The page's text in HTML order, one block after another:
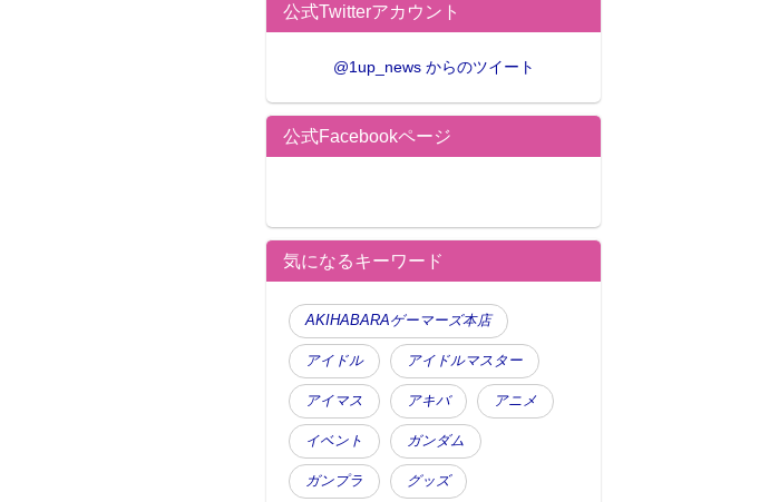
公式Twitterアカウント
@1up_news からのツイート
公式Facebookページ
気になるキーワード
AKIHABARAゲーマーズ本店
アイドル アイドルマスター
アイマス アキバ アニメ
イベント ガンダム
ガンプラ グッズ